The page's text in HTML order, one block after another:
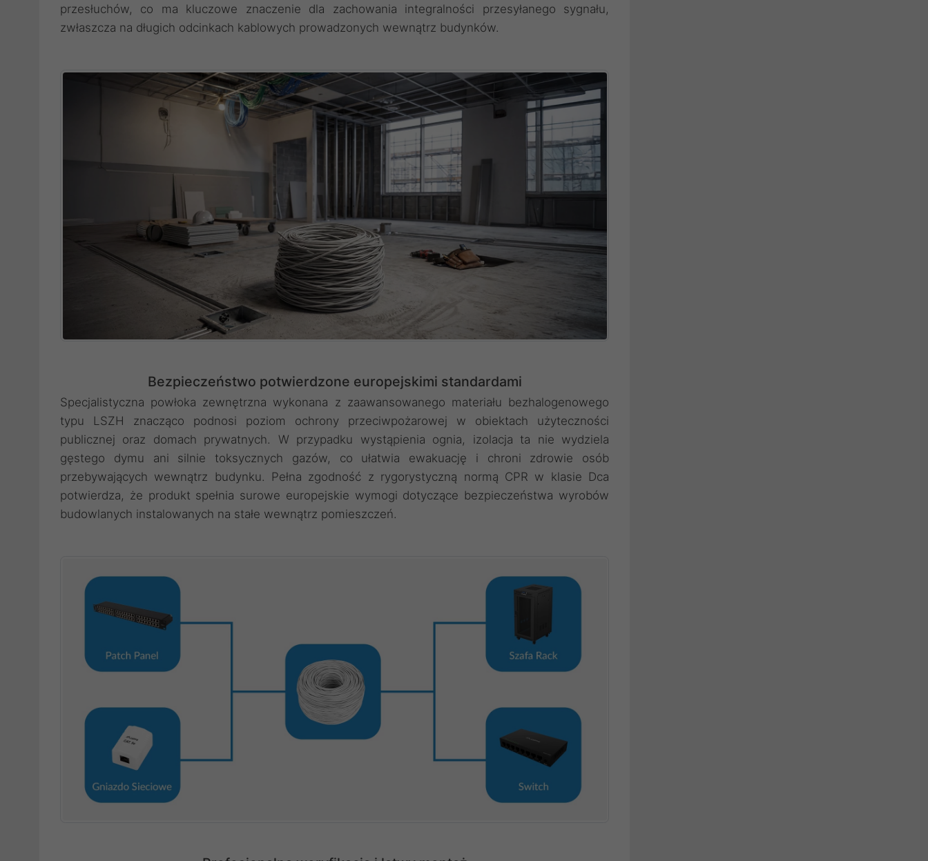
przesłuchów, co ma kluczowe znaczenie dla zachowania integralności przesyłanego sygnału,
zwłaszcza na długich odcinkach kablowych prowadzonych wewnątrz budynków.
Bezpieczeństwo potwierdzone europejskimi standardami
Specjalistyczna powłoka zewnętrzna wykonana z zaawansowanego materiału bezhalogenowego
typu LSZH znacząco podnosi poziom ochrony przeciwpożarowej w obiektach użyteczności
publicznej oraz domach prywatnych. W przypadku wystąpienia ognia, izolacja ta nie wydziela
gęstego dymu ani silnie toksycznych gazów, co ułatwia ewakuację i chroni zdrowie osób
przebywających wewnątrz budynku. Pełna zgodność z rygorystyczną normą CPR w klasie Dca
potwierdza, że produkt spełnia surowe europejskie wymogi dotyczące bezpieczeństwa wyrobów
budowlanych instalowanych na stałe wewnątrz pomieszczeń.